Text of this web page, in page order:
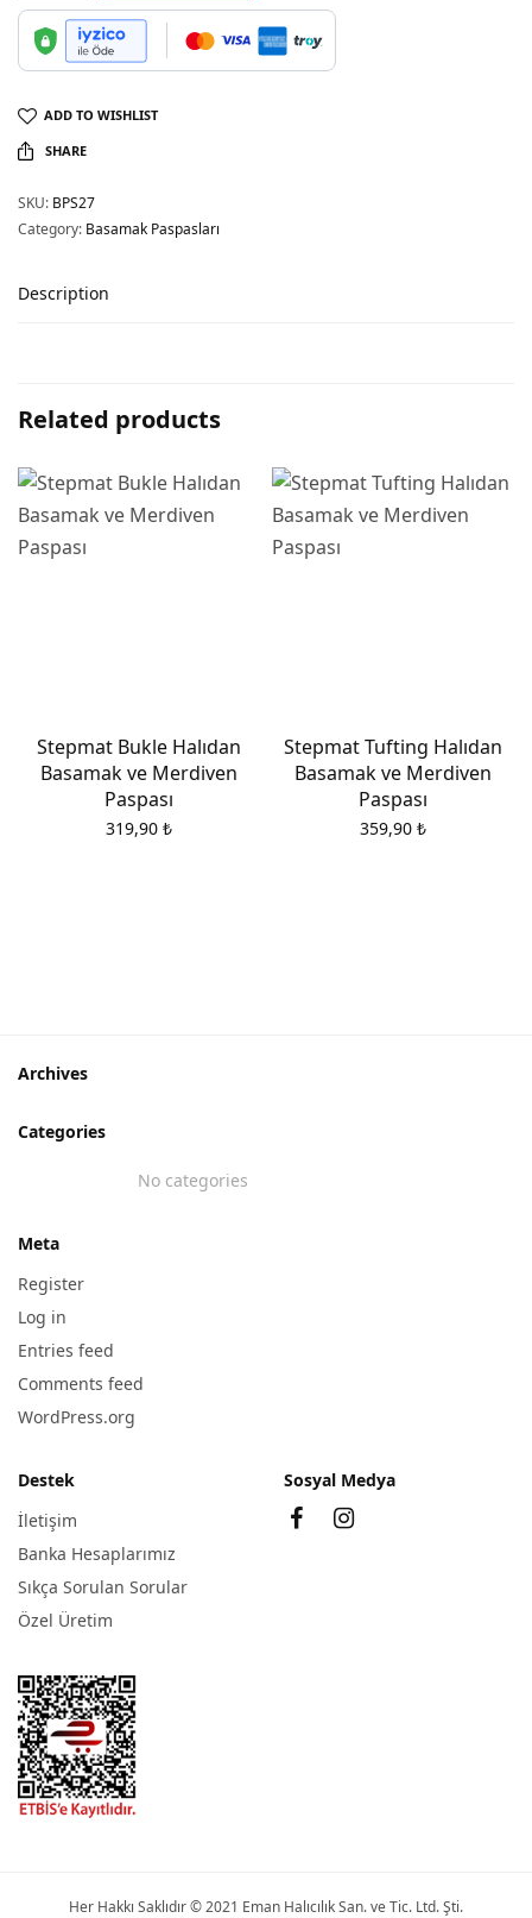
ADD TO WISHLIST
SHARE
SKU: BPS27
Category: Basamak Paspasları
Description
Related products
Stepmat Bukle Halıdan
Basamak ve Merdiven
Paspası
319,90 ₺
Stepmat Tufting Halıdan
Basamak ve Merdiven
Paspası
359,90 ₺
Archives
Categories
No categories
Meta
Register
Log in
Entries feed
Comments feed
WordPress.org
Destek
İletişim
Banka Hesaplarımız
Sıkça Sorulan Sorular
Özel Üretim
Sosyal Medya
Her Hakkı Saklıdır © 2021 Eman Halıcılık San. ve Tic. Ltd. Şti.